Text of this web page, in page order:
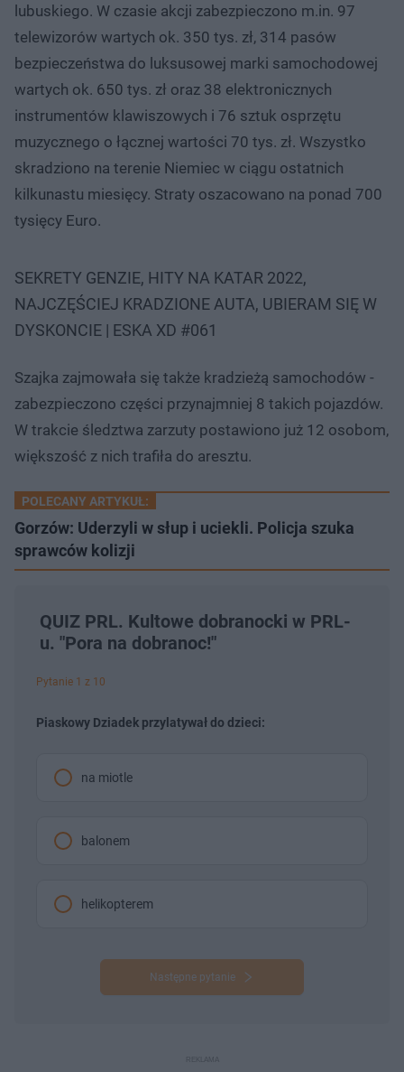
lubuskiego. W czasie akcji zabezpieczono m.in. 97
telewizorów wartych ok. 350 tys. zł, 314 pasów
bezpieczeństwa do luksusowej marki samochodowej
wartych ok. 650 tys. zł oraz 38 elektronicznych
instrumentów klawiszowych i 76 sztuk osprzętu
muzycznego o łącznej wartości 70 tys. zł. Wszystko
skradziono na terenie Niemiec w ciągu ostatnich
kilkunastu miesięcy. Straty oszacowano na ponad 700
tysięcy Euro.
SEKRETY GENZIE, HITY NA KATAR 2022,
NAJCZĘŚCIEJ KRADZIONE AUTA, UBIERAM SIĘ W
DYSKONCIE | ESKA XD #061
Szajka zajmowała się także kradzieżą samochodów -
zabezpieczono części przynajmniej 8 takich pojazdów.
W trakcie śledztwa zarzuty postawiono już 12 osobom,
większość z nich trafiła do aresztu.
POLECANY ARTYKUŁ:
Gorzów: Uderzyli w słup i uciekli. Policja szuka
sprawców kolizji
QUIZ PRL. Kultowe dobranocki w PRL-
u. "Pora na dobranoc!"
Pytanie 1 z 10
Piaskowy Dziadek przylatywał do dzieci:
na miotle
balonem
helikopterem
Następne pytanie